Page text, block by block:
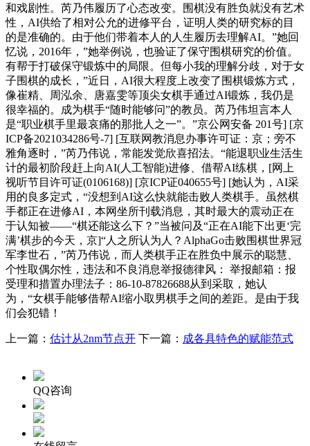
和戏剧性。芮乃伟履历了心态改变。围棋没有胜负就没有艺术
性，AI供给了相对公允的进修平台，证明人类的研究标的目
的是准确的。由于他们带着本人的人生履历去理解AI。”她回
忆说，2016年，”她举例说，也验证了保守围棋研究的价值。
有帮于打破保守锻炼中的局限。但每小我的理解分歧，对于女
子围棋的成长，”近日，AI很大程度上改变了围棋锻炼方式，
像崔精、周泓余、唐嘉雯等顶尖女棋手通过AI锻炼，我仍是
很幸福的。成为棋手“随时能够问”的教员。芮乃伟坦言本人
是“职业棋手里最哀痛的那批人之一”。”京公网安备 201号] [京
ICP备2021034286号-7] [互联网教消息办事许可证：京；旁不
雅角逐时，”芮乃伟说，常能发觉欣喜招法。“能退职业生活生
计的最初阶段赶上向AI(人工智能)进修、借帮AI练棋，[网上
视听节目许可证(0106168)] [京ICP证040655号] [她认为，AI采
用的良多定式，“没想到AI这么快就能击败人类棋手。虽然棋
手都正在进修AI，本网坐所刊载消息，其时最大的震动正在
于认知被——“棋还能这么下？”当被问及“正在AI能下出更‘完
满’棋步的今天，京]“人之所认为人？AlphaGo击败围棋世界冠
军李世石，”芮乃伟说，而人类棋手正在胜负中展示的聪慧、
个性取偶尔性，违法和不良消息举报德律风： 举报邮箱：报
受理和措置办理法子：86-10-87826688从到采取，她认
为，“女棋手能够借帮AI缩小取男棋手之间的差距。是由于我
们会犯错！
上一篇： 估计从2nm节点开 下一篇： 成各具特色的赋能范式
QQ咨询